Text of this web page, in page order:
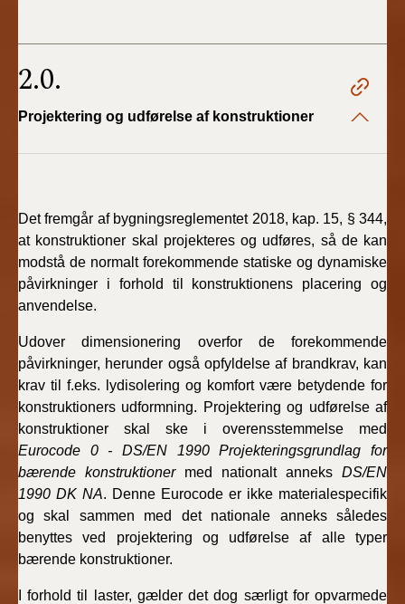
2.0.
Projektering og udførelse af konstruktioner
Det fremgår af bygningsreglementet 2018, kap. 15, § 344,
at konstruktioner skal projekteres og udføres, så de kan
modstå de normalt forekommende statiske og dynamiske
påvirkninger i forhold til konstruktionens placering og
anvendelse.
Udover dimensionering overfor de forekommende
påvirkninger, herunder også opfyldelse af brandkrav, kan
krav til f.eks. lydisolering og komfort være betydende for
konstruktioners udformning. Projektering og udførelse af
konstruktioner skal ske i overensstemmelse med
Eurocode 0 - DS/EN 1990 Projekteringsgrundlag for
bærende konstruktionermed nationalt anneks DS/EN
1990 DK NA. Denne Eurocode er ikke materialespecifik
og skal sammen med det nationale anneks således
benyttes ved projektering og udførelse af alle typer
bærende konstruktioner.
I forhold til laster, gælder det dog særligt for opvarmede